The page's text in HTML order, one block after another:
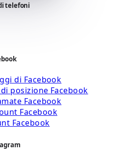
telefoni
di Facebook
posizione Facebook
Facebook
Facebook
Facebook